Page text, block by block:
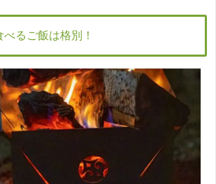
るご飯は格別！